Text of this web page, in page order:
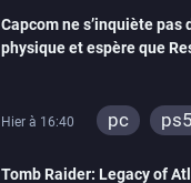
Capcom ne s’inquiète pas
physique et espère que
Hier à 16:40 pc ps5
Tomb Raider: Legacy of